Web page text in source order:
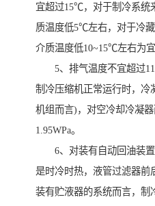
宜超过15℃，对于制冷系统
质温度低5℃左右，对于冷
介质温度低10~15℃左右为宜
5、排气温度不宜超过
制冷压缩机正常运行时，冷
机组而言)，对空冷却冷凝
1.95WPa。
6、对装有自动回油装置
是时冷时热，液管过滤器前
装有贮液器的系统而言，制